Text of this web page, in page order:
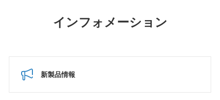
インフォメーション
新製品情報